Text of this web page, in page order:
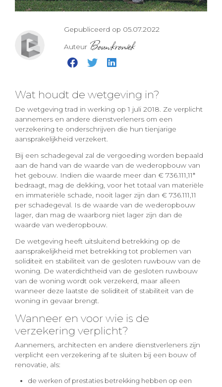
Gepubliceerd op 05.07.2022
Auteur Bouwkroniek
Wat houdt de wetgeving in?
De wetgeving trad in werking op 1 juli 2018. Ze verplicht
aannemers en andere dienstverleners om een
verzekering te onderschrijven die hun tienjarige
aansprakelijkheid verzekert.
Bij een schadegeval zal de vergoeding worden bepaald
aan de hand van de waarde van de wederopbouw van
het gebouw. Indien die waarde meer dan € 736.111,11*
bedraagt, mag de dekking, voor het totaal van materiële
en immateriële schade, nooit lager zijn dan € 736.111,11
per schadegeval. Is de waarde van de wederopbouw
lager, dan mag de waarborg niet lager zijn dan de
waarde van wederopbouw.
De wetgeving heeft uitsluitend betrekking op de
aansprakelijkheid met betrekking tot problemen van
soliditeit en stabiliteit van de gesloten ruwbouw van de
woning. De waterdichtheid van de gesloten ruwbouw
van de woning wordt ook verzekerd, maar alleen
wanneer deze laatste de soliditeit of stabiliteit van de
woning in gevaar brengt.
Wanneer en voor wie is de
verzekering verplicht?
Aannemers, architecten en andere dienstverleners zijn
verplicht een verzekering af te sluiten bij een bouw of
renovatie, als:
de werken of prestaties betrekking hebben op een